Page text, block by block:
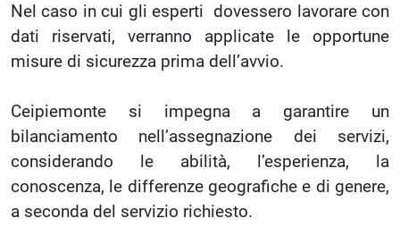
Nel caso in cui gli esperti dovessero lavorare con
dati riservati, verranno applicate le opportune
misure di sicurezza prima dell’avvio.
Ceipiemonte si impegna a garantire un
bilanciamento nell’assegnazione dei servizi,
considerando le abilità, l’esperienza, la
conoscenza, le differenze geografiche e di genere,
a seconda del servizio richiesto.